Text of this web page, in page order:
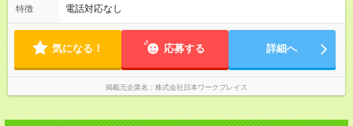
特徴 電話対応なし
気になる！ 応募する 詳細へ
掲載元企業名 株式会社日本ワークプレイス